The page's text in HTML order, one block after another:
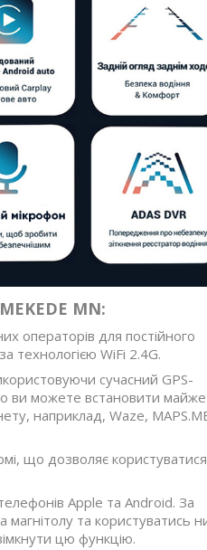
MN:
операторів для постійного
технологією WiFi 2.4G.
сучасний GPS-
ви можете встановити майже
наприклад, Waze,
що дозволяє користуватися
Apple та Android. За
магнітолу та користуватись
цю функцію.